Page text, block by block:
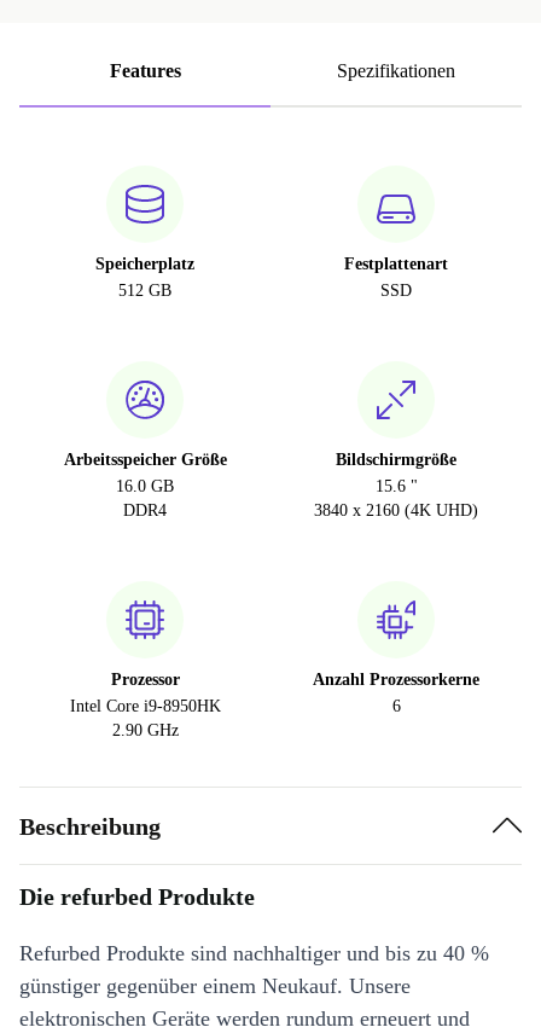
Features Spezifikationen
Speicherplatz
512 GB
Festplattenart
SSD
Arbeitsspeicher Größe
16.0 GB
DDR4
Bildschirmgröße
15.6 "
3840 x 2160 (4K UHD)
Prozessor
Intel Core i9-8950HK
2.90 GHz
Anzahl Prozessorkerne
6
Beschreibung
Die refurbed Produkte
Refurbed Produkte sind nachhaltiger und bis zu 40 %
günstiger gegenüber einem Neukauf. Unsere
elektronischen Geräte werden rundum erneuert und